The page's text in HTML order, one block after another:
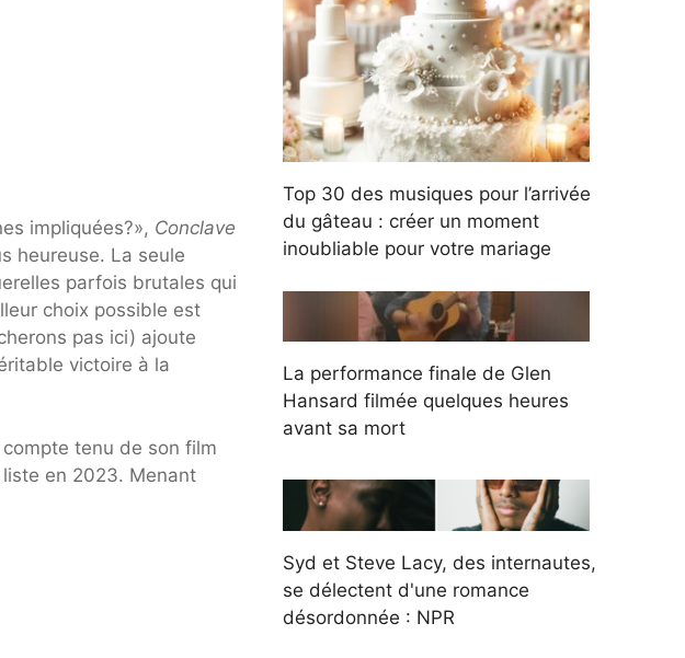
impliquées?», Conclave
heureuse. La seule
parfois brutales qui
choix possible est
pas ici) ajoute
victoire à la
tenu de son film
en 2023. Menant
Top 30 des musiques pour l’arrivée
du gâteau : créer un moment
inoubliable pour votre mariage
La performance finale de Glen
Hansard filmée quelques heures
avant sa mort
Syd et Steve Lacy, des internautes,
se délectent d'une romance
désordonnée : NPR